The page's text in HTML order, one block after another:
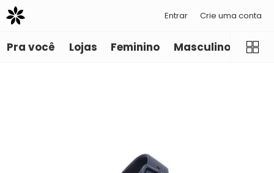
Entrar Crie uma conta
Pra você Lojas Feminino Masculino